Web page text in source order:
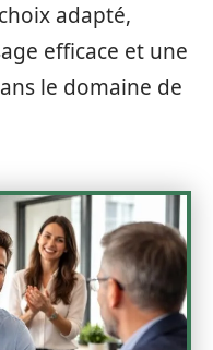
adapté,
efficace et une
le domaine de